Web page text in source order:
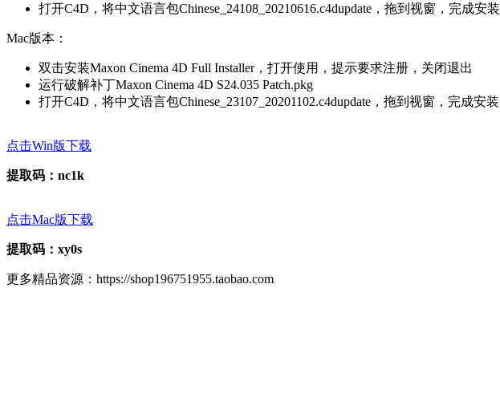
打开C4D，将中文语言包Chinese_24108_20210616.c4dupdate，拖到视窗，完成安装
Mac版本：
双击安装Maxon Cinema 4D Full Installer，打开使用，提示要求注册，关闭退出
运行破解补丁Maxon Cinema 4D S24.035 Patch.pkg
打开C4D，将中文语言包Chinese_23107_20201102.c4dupdate，拖到视窗，完成安装
点击Win版下载
提取码：nc1k
点击Mac版下载
提取码：xy0s
更多精品资源：https://shop196751955.taobao.com